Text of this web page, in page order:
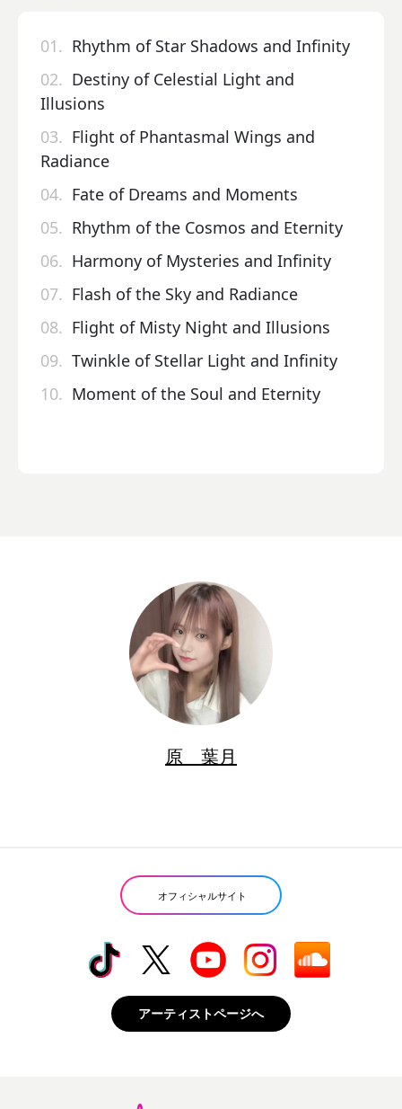
01. Rhythm of Star Shadows and Infinity
02. Destiny of Celestial Light and
Illusions
03. Flight of Phantasmal Wings and
Radiance
04. Fate of Dreams and Moments
05. Rhythm of the Cosmos and Eternity
06. Harmony of Mysteries and Infinity
07. Flash of the Sky and Radiance
08. Flight of Misty Night and Illusions
09. Twinkle of Stellar Light and Infinity
10. Moment of the Soul and Eternity
原 葉月
オフィシャルサイト
アーティストページへ